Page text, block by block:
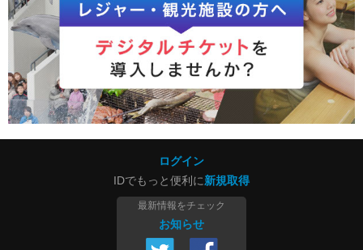
ログイン
IDでもっと便利に新規取得
最新情報をチェック
お知らせ